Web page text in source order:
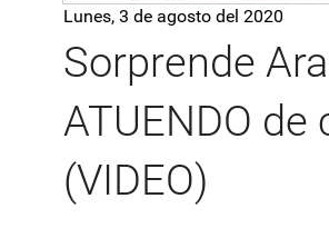
Lunes, 3 de agosto del 2020
Sorprende
ATUENDO de
(VIDEO)